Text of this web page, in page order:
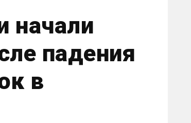
начали
падения
в